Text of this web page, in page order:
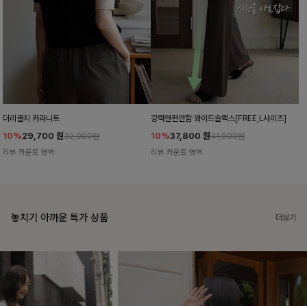
더리골지 카라니트
10%29,700 원32,900원
리뷰 카운트 영역
강력한편안함 와이드슬랙스[FREE,L사이즈]
10%37,800 원41,900원
리뷰 카운트 영역
놓치기 아까운 특가 상품 더보기